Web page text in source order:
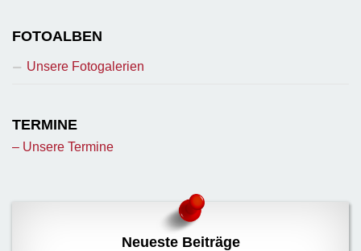
FOTOALBEN
Unsere Fotogalerien
TERMINE
– Unsere Termine
Neueste Beiträge